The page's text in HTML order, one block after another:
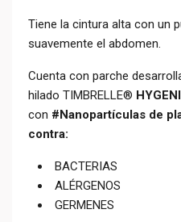
Tiene la cintura alta con un
suavemente el abdomen.
Cuenta con parche
hilado TIMBRELLE®
con #Nanopartículas de
contra:
BACTERIAS
ALÉRGENOS
GERMENES